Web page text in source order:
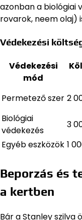
azonban a biológiai
rovarok, neem olaj)
Védekezési
Védekezési
mód
Permetező szer 2
Biológiai
védekezés
3
Egyéb eszközök 1
Beporzás és
a kertben
Bár a Stanley szilva